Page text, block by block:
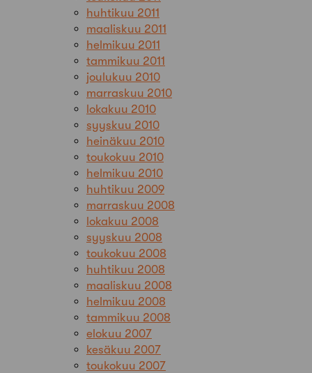
huhtikuu 2011
maaliskuu 2011
helmikuu 2011
tammikuu 2011
joulukuu 2010
marraskuu 2010
lokakuu 2010
syyskuu 2010
heinäkuu 2010
toukokuu 2010
helmikuu 2010
huhtikuu 2009
marraskuu 2008
lokakuu 2008
syyskuu 2008
toukokuu 2008
huhtikuu 2008
maaliskuu 2008
helmikuu 2008
tammikuu 2008
elokuu 2007
kesäkuu 2007
toukokuu 2007